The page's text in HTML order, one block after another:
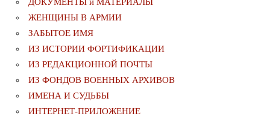
ЖЕНЩИНЫ В АРМИИ
ЗАБЫТОЕ ИМЯ
ИЗ ИСТОРИИ ФОРТИФИКАЦИИ
ИЗ РЕДАКЦИОННОЙ ПОЧТЫ
ИЗ ФОНДОВ ВОЕННЫХ АРХИВОВ
ИМЕНА И СУДЬБЫ
ИНТЕРНЕТ-ПРИЛОЖЕНИЕ